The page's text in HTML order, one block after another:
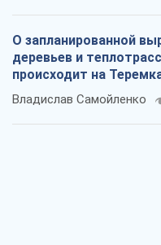
О запланированной
деревьев и
происходит на
Владислав Самойленко